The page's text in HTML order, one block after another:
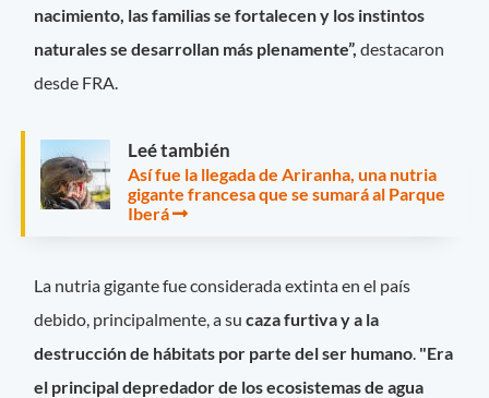
nacimiento, las familias se fortalecen y los instintos
naturales se desarrollan más plenamente”,destacaron
desde FRA.
Leé también
Así fue la llegada de Ariranha, una nutria
gigante francesa que se sumará al Parque
Iberá
La nutria gigante fue considerada extinta en el país
debido, principalmente, a sucaza furtiva y a la
destrucción de hábitats por parte del ser humano. "Era
el principal depredador de los ecosistemas de agua